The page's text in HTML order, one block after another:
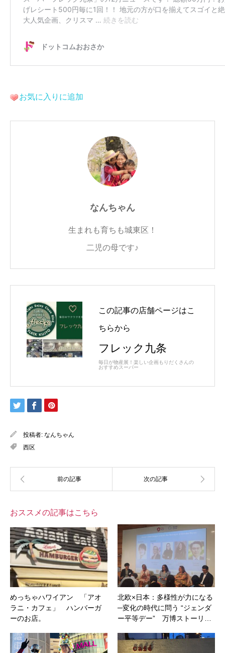
お気に入りに追加
なんちゃん
生まれも育ちも城東区！
二児の母です♪
この記事の店舗ページはこ
ちらから
フレック九条
毎日が物産展！楽しい企画もりだくさんの
おすすめスーパー
投稿者: なんちゃん
西区
おススメの記事はこちら
めっちゃハワイアン 「アオ
ラニ・カフェ」 ハンバーガ
ーのお店。
北欧×日本：多様性が力になる
─変化の時代に問う “ジェンダ
ー平等デー” 万博ストーリ…